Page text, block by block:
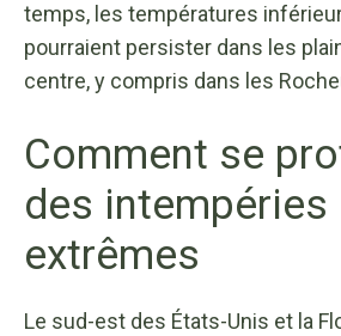
temps, les températures
pourraient persister dans les
centre, y compris dans les
Comment se
des intempéries
extrêmes
Le sud-est des États-Unis et la